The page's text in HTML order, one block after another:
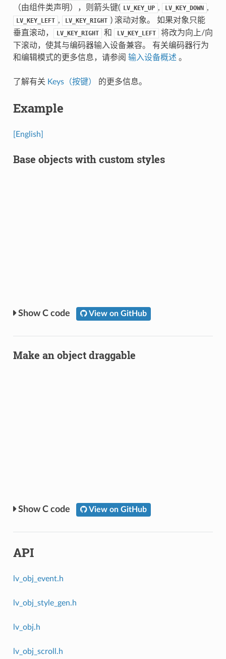
（由组件类声明），则箭头键(
LV_KEY_UP , LV_KEY_DOWN ,
LV_KEY_LEFT , LV_KEY_RIGHT ) 滚动对象。 如果对象只能
垂直滚动，
LV_KEY_RIGHT 和 LV_KEY_LEFT
将改为向上/向
下滚动，使其与编码器输入设备兼容。 有关编码器行为
和编辑模式的更多信息，请参阅 输入设备概述 。
了解有关 Keys（按键） 的更多信息。
Example
[English]
Base objects with custom styles
C code View on GitHub
Make an object draggable
C code View on GitHub
API
lv_obj_event.h
lv_obj_style_gen.h
lv_obj.h
lv_obj_scroll.h